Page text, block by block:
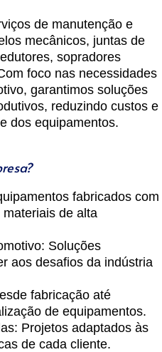
de manutenção e
mecânicos, juntas de
, sopradores
foco nas necessidades
garantimos soluções
reduzindo custos e
dos equipamentos.
fabricados com
de alta
: Soluções
aos desafios da indústria
fabricação até
de equipamentos.
: Projetos adaptados às
de cada cliente.